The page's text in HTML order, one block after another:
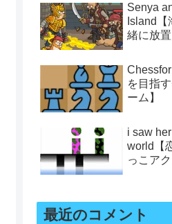
Senya
Island
緒に放置
を目指
ーム】
i saw
world【
っこア
最近のコメント